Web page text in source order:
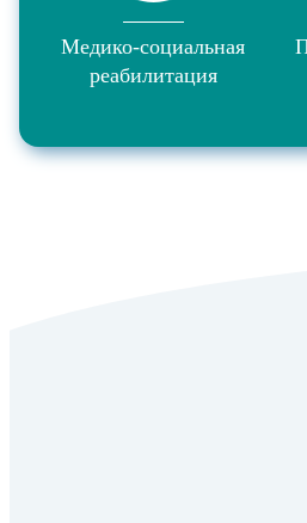
Медико-социальная
реабилитация